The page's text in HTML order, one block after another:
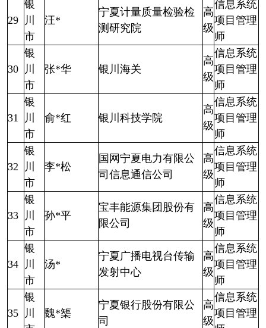
29
银
川
市
汪*
宁夏计量质量检验检
测研究院
高
级
信息系统
项目管理
师
30
银
川
市
张*华 银川海关
高
级
信息系统
项目管理
师
31
银
川
市
俞*红 银川科技学院
高
级
信息系统
项目管理
师
32
银
川
市
李*松
国网宁夏电力有限公
司信息通信公司
高
级
信息系统
项目管理
师
33
银
川
市
孙*平
宝丰能源集团股份有
限公司
高
级
信息系统
项目管理
师
34
银
川
市
汤*
宁夏广播电视台传输
发射中心
高
级
信息系统
项目管理
师
35
银
川
魏*榘
宁夏银行股份有限公
司
高
级
信息系统
项目管理